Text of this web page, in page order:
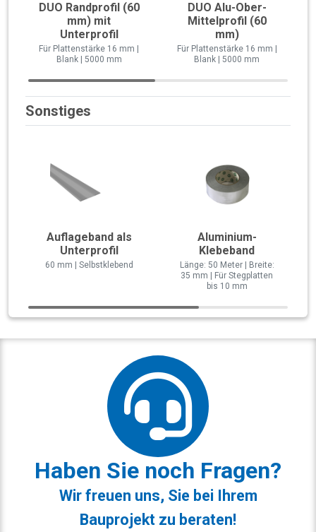
DUO Randprofil (60
mm) mit
Unterprofil
Für Plattenstärke 16 mm |
Blank | 5000 mm
DUO Alu-Ober-
Mittelprofil (60
mm)
Für Plattenstärke 16 mm |
Blank | 5000 mm
Sonstiges
Auflageband als
Unterprofil
60 mm | Selbstklebend
Aluminium-
Klebeband
Länge: 50 Meter | Breite:
35 mm | Für Stegplatten
bis 10 mm
Haben Sie noch Fragen?
Wir freuen uns, Sie bei Ihrem
Bauprojekt zu beraten!